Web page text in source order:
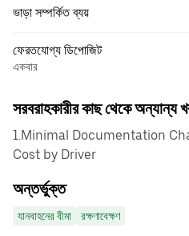
ভাড়া সম্পর্কিত ব্যয়
ফেরতযোগ্য ডিপোজিট
একবার
সরবরাহকারীর কাছ থেকে অন্যান্য
1.Minimal Documentation
Cost by Driver
অন্তর্ভুক্ত
যানবাহনের বীমা রক্ষণাবেক্ষণ